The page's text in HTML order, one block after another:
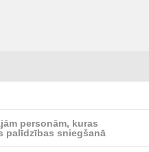
personām, kuras
palīdzības sniegšanā